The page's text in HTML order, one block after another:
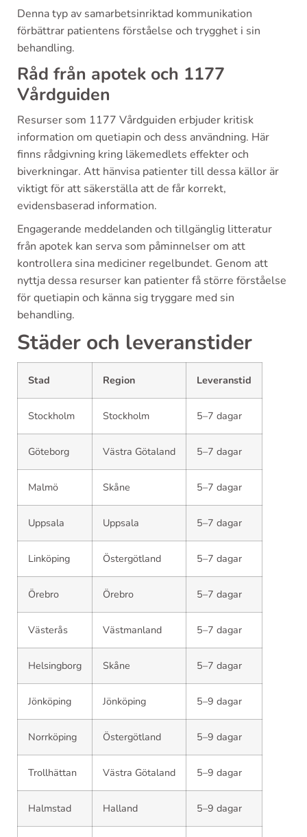
Denna typ av samarbetsinriktad kommunikation
förbättrar patientens förståelse och trygghet i sin
behandling.
Råd från apotek och 1177
Vårdguiden
Resurser som 1177 Vårdguiden erbjuder kritisk
information om quetiapin och dess användning. Här
finns rådgivning kring läkemedlets effekter och
biverkningar. Att hänvisa patienter till dessa källor är
viktigt för att säkerställa att de får korrekt,
evidensbaserad information.
Engagerande meddelanden och tillgänglig litteratur
från apotek kan serva som påminnelser om att
kontrollera sina mediciner regelbundet. Genom att
nyttja dessa resurser kan patienter få större förståelse
för quetiapin och känna sig tryggare med sin
behandling.
Städer och leveranstider
Stad Region Leveranstid
Stockholm Stockholm 5–7 dagar
Göteborg Västra Götaland 5–7 dagar
Malmö Skåne 5–7 dagar
Uppsala Uppsala 5–7 dagar
Linköping Östergötland 5–7 dagar
Örebro Örebro 5–7 dagar
Västerås Västmanland 5–7 dagar
Helsingborg Skåne 5–7 dagar
Jönköping Jönköping 5–9 dagar
Norrköping Östergötland 5–9 dagar
Trollhättan Västra Götaland 5–9 dagar
Halmstad Halland 5–9 dagar